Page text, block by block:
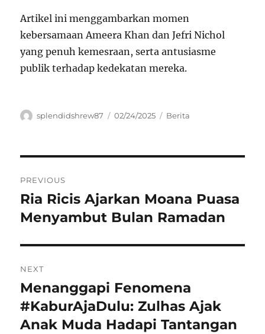
Artikel ini menggambarkan momen
kebersamaan Ameera Khan dan Jefri Nichol
yang penuh kemesraan, serta antusiasme
publik terhadap kedekatan mereka.
Author
splendidshrew87
Posted
02/24/2025 Categories
Berita
pos
PREVIOUS
Previous
post:
Ria Ricis Ajarkan Moana Puasa
Menyambut Bulan Ramadan
NEXT
Next
post:
Menanggapi Fenomena
#KaburAjaDulu: Zulhas Ajak
Anak Muda Hadapi Tantangan